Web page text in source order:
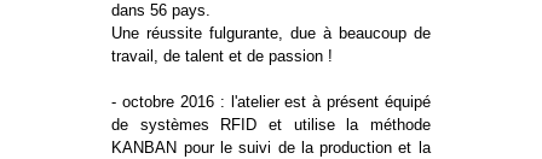
dans 56 pays.
Une réussite fulgurante, due à beaucoup de
travail, de talent et de passion !
- octobre 2016 : l'atelier est à présent équipé
de systèmes RFID et utilise la méthode
KANBAN pour le suivi de la production et la